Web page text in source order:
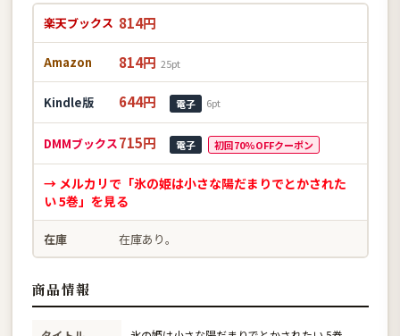
楽天ブックス 814円
Amazon 814円 25pt
Kindle版 644円 電子 6pt
DMMブックス715円 電子 初回70%OFFクーポン
→ メルカリで「氷の姫は小さな陽だまりでとかされた
い 5巻」を見る
在庫 在庫あり。
商品情報